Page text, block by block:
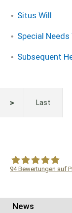
Situs Will
Special
Subsequent
Last
94Bewertungen auf
News